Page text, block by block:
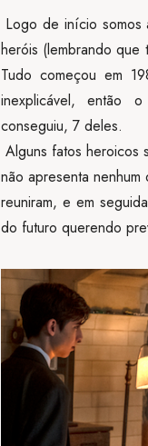
Logo de início somos
heróis (lembrando que
Tudo começou em
inexplicável, então
conseguiu, 7 deles.
Alguns fatos heroicos
não apresenta
reuniram, e em
do futuro querendo